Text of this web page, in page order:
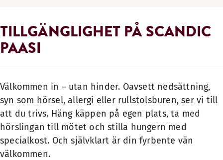
TILLGÄNGLIGHET PÅ SCANDIC
PAASI
Välkommen in – utan hinder. Oavsett nedsättning,
syn som hörsel, allergi eller rullstolsburen, ser vi till
att du trivs. Häng käppen på egen plats, ta med
hörslingan till mötet och stilla hungern med
specialkost. Och självklart är din fyrbente vän
välkommen.